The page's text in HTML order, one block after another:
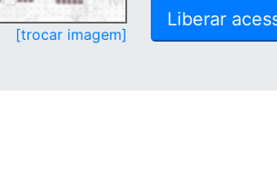
[trocar imagem]